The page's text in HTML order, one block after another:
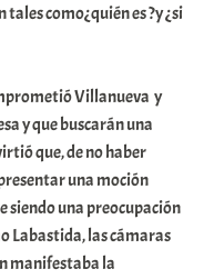
como¿quién es ?y ¿si
Villanueva y
y que buscarán una
que, de no haber
una moción
siendo una preocupación
Labastida, las cámaras
manifestaba la